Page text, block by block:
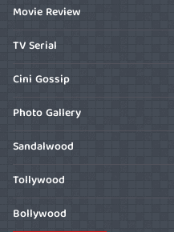
Movie Review
TV Serial
Cini Gossip
Photo Gallery
Sandalwood
Tollywood
Bollywood